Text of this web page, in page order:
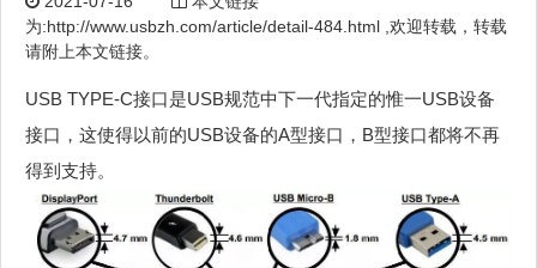
为:http://www.usbzh.com/article/detail-484.html ,欢迎转载，转载
请附上本文链接。
USB TYPE-C接口是USB规范中下一代指定的惟一USB设备
接口，这使得以前的USB设备的A型接口，B型接口都将不再
得到支持。